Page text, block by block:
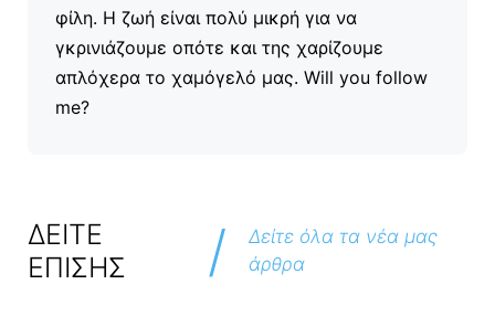
φίλη. Η ζωή είναι πολύ μικρή για να
γκρινιάζουμε οπότε και της χαρίζουμε
απλόχερα το χαμόγελό μας. Will you follow
me?
ΔΕΙΤΕ
ΕΠΙΣΗΣ
/
Δείτε όλα τα νέα μας
άρθρα